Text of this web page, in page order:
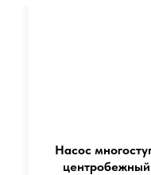
Насос
центробежный